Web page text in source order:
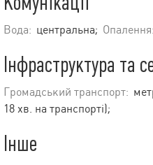
Вода: центральна; Опалення:
Інфраструктура та
Громадський транспорт:
18 хв. на транспорті);
Інше